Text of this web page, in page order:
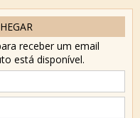
receber um email
está disponível.